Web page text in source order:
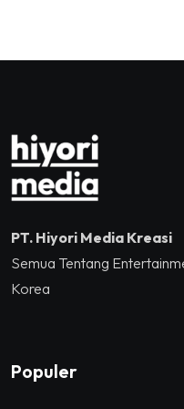
PT. Hiyori Media Kreasi
Semua Tentang
Korea
Populer